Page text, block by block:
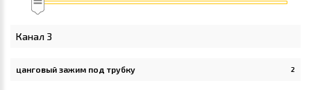
Канал 3
цанговый зажим под трубку 2
Apply цанговый зажим под трубку filter